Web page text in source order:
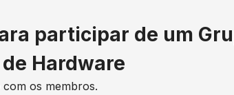
participar de um
Hardware
com os membros.